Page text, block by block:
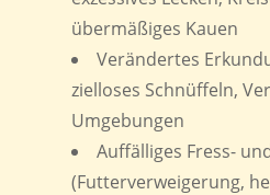
übermäßiges Kauen
Verändertes
zielloses Schnüffeln,
Umgebungen
Auffälliges Fress-
(Futterverweigerung,